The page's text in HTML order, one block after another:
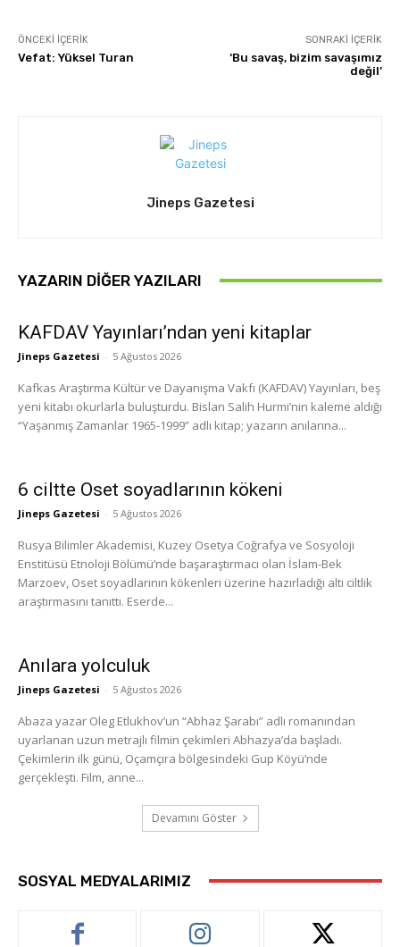
ÖNCEKI İÇERIK
Vefat: Yüksel Turan
SONRAKI İÇERIK
‘Bu savaş, bizim savaşımız
değil’
Jineps Gazetesi
YAZARIN DIĞER YAZILARI
KAFDAV Yayınları’ndan yeni kitaplar
Jineps Gazetesi - 5 Ağustos 2026
Kafkas Araştırma Kültür ve Dayanışma Vakfı (KAFDAV) Yayınları, beş
yeni kitabı okurlarla buluşturdu. Bislan Salih Hurmi’nin kaleme aldığı
“Yaşanmış Zamanlar 1965-1999” adlı kitap; yazarın anılarına...
6 ciltte Oset soyadlarının kökeni
Jineps Gazetesi - 5 Ağustos 2026
Rusya Bilimler Akademisi, Kuzey Osetya Coğrafya ve Sosyoloji
Enstitüsü Etnoloji Bölümü’nde başaraştırmacı olan İslam-Bek
Marzoev, Oset soyadlarının kökenleri üzerine hazırladığı altı ciltlik
araştırmasını tanıttı. Eserde...
Anılara yolculuk
Jineps Gazetesi - 5 Ağustos 2026
Abaza yazar Oleg Etlukhov’un “Abhaz Şarabı” adlı romanından
uyarlanan uzun metrajlı filmin çekimleri Abhazya’da başladı.
Çekimlerin ilk günü, Oçamçıra bölgesindeki Gup Köyü’nde
gerçekleşti. Film, anne...
Devamını Göster
SOSYAL MEDYALARIMIZ